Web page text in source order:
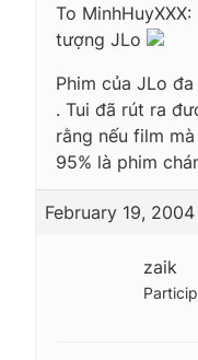
To
tượng JLo
Phim của JLo
. Tui đã rút ra
rằng nếu film
95% là phim
February 19,
zaik